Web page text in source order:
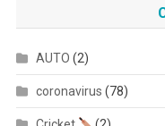
AUTO (2)
coronavirus (78)